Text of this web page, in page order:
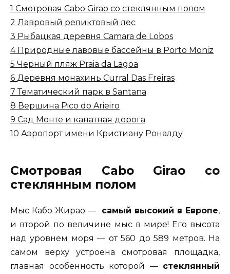
1 Смотровая Cabo Girao со стеклянным полом
2 Лавровый реликтовый лес
3 Рыбацкая деревня Camara de Lobos
4 Природные лавовые бассейны в Porto Moniz
5 Черный пляж Praia da Lagoa
6 Деревня монахинь Curral Das Freiras
7 Тематический парк в Santana
8 Вершина Pico do Arieiro
9 Сад Монте и канатная дорога
10 Аэропорт имени Кристиану Роналду
Смотровая Cabo Girao со
стеклянным полом
Мыс Кабо Жирао — самый высокий в Европе,
и второй по величине мыс в мире! Его высота
над уровнем моря — от 560 до 589 метров. На
самом верху устроена смотровая площадка,
главная особенность которой — стеклянный